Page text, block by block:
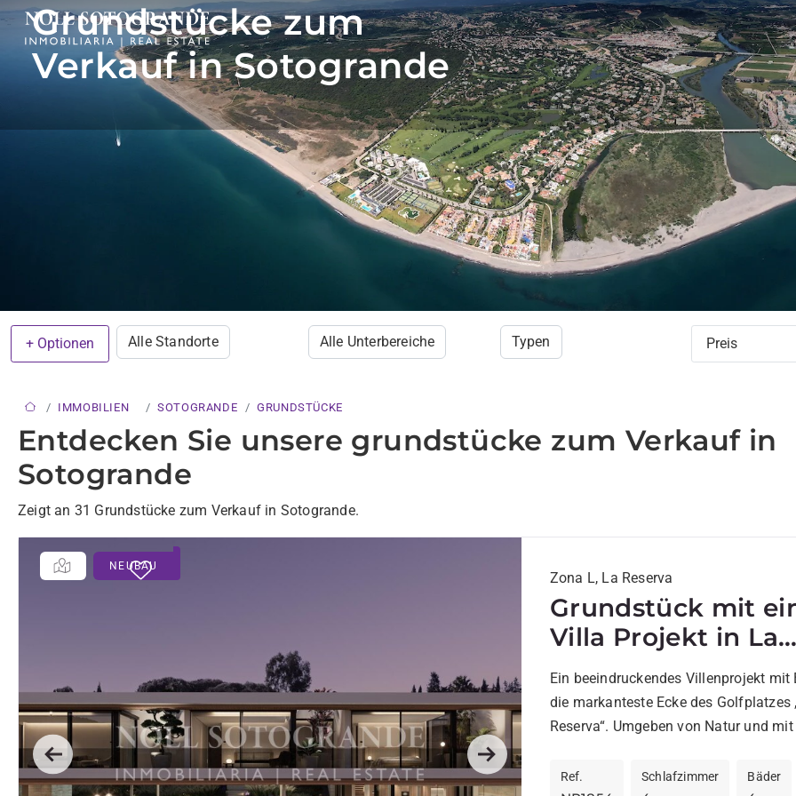
Grundstücke zum
Verkauf in Sotogrande
+ Optionen Alle Standorte Alle Unterbereiche Typen Preis
IMMOBILIEN SOTOGRANDE GRUNDSTÜCKE
Entdecken Sie unsere grundstücke zum Verkauf in
Sotogrande
Zeigt an 31 Grundstücke zum Verkauf in Sotogrande.
NEUBAU
Previous Next
Zona L, La Reserva
Grundstück mit
Villa Projekt in La
Reserva de
Ein beeindruckendes Villenprojekt mit
die markanteste Ecke des Golfplatzes
Reserva“. Umgeben von Natur und
Ref. Schlafzimmer Bäder